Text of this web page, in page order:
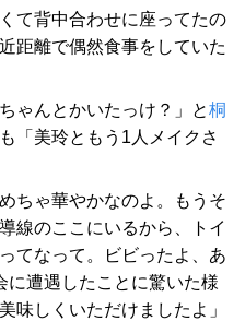
て背中合わせに座ってたの
距離で偶然食事をしていた
ゃんとかいたっけ？」と桐
も「美玲ともう1人メイクさ
ちゃ華やかなのよ。もうそ
線のここにいるから、トイ
てなって。ビビったよ、あ
に遭遇したことに驚いた様
味しくいただけましたよ」